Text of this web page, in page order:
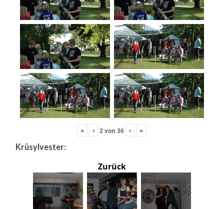
« ‹ 2von36 › »
Krüsylvester:
Zurück